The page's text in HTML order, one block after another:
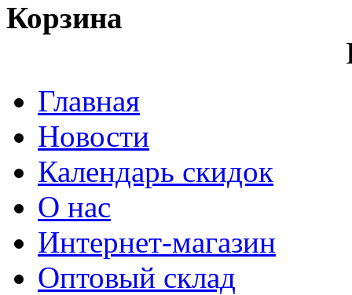
Корзина
Главная
Новости
Календарь скидок
О нас
Интернет-магазин
Оптовый склад